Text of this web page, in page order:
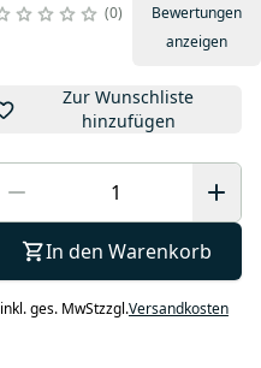
0
Bewertungen
anzeigen
Zur Wunschliste
hinzufügen
In den Warenkorb
inkl. ges. MwStzzgl.Versandkosten